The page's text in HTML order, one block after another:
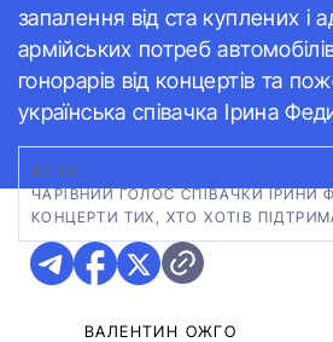
запалення від ста куплених і
армійських потреб
гонорарів від концертів та
українська співачка Ірина
ФОТО:
ЧАРІВНИЙ ГОЛОС СПІВАЧКИ ІРИНИ
КОНЦЕРТИ ТИХ, ХТО ХОТІВ
ВАЛЕНТИН ОЖГО